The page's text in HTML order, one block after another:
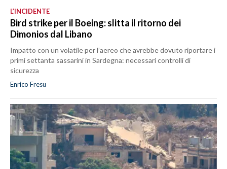
L’INCIDENTE
Bird strike per il Boeing: slitta il ritorno dei
Dimonios dal Libano
Impatto con un volatile per l’aereo che avrebbe dovuto riportare i
primi settanta sassarini in Sardegna: necessari controlli di
sicurezza
Enrico Fresu